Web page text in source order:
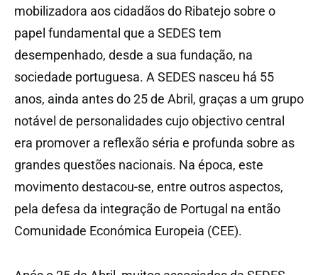
mobilizadora aos cidadãos do Ribatejo sobre o
papel fundamental que a SEDES tem
desempenhado, desde a sua fundação, na
sociedade portuguesa. A SEDES nasceu há 55
anos, ainda antes do 25 de Abril, graças a um grupo
notável de personalidades cujo objectivo central
era promover a reflexão séria e profunda sobre as
grandes questões nacionais. Na época, este
movimento destacou-se, entre outros aspectos,
pela defesa da integração de Portugal na então
Comunidade Económica Europeia (CEE).